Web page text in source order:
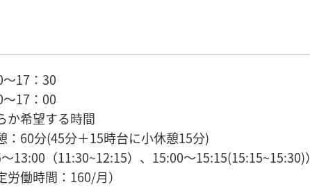
17：30
17：00
か希望する時間
：60分(45分＋15時台に小休憩15分)
13:00（11:30~12:15）、15:00〜15:15(15:15~15:30)）
労働時間：160/月）